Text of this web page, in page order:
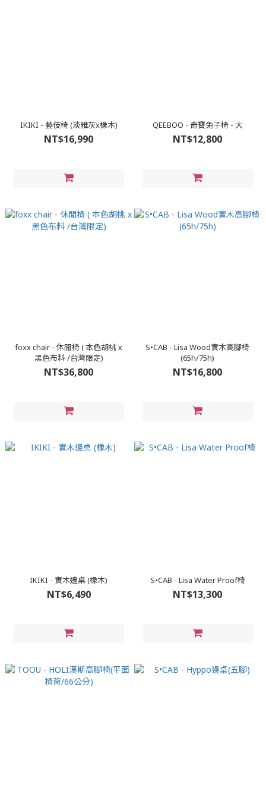
IKIKI - 藝伎椅 (淡雅灰x橡木)
NT$16,990
QEEBOO - 奇寶兔子椅 - 大
NT$12,800
foxx chair - 休閒椅 ( 本色胡桃 x
黑色布料 /台灣限定)
NT$36,800
S•CAB - Lisa Wood實木高腳椅
(65h/75h)
NT$16,800
IKIKI - 實木邊桌 (橡木)
NT$6,490
S•CAB - Lisa Water Proof椅
NT$13,300